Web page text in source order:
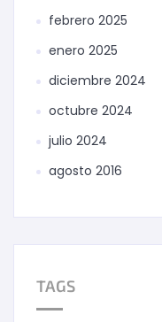
febrero 2025
enero 2025
diciembre 2024
octubre 2024
julio 2024
agosto 2016
TAGS